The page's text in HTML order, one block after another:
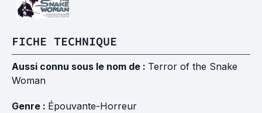
FICHE TECHNIQUE
Aussi connu sous le nom de : Terror of the Snake
Woman
Genre : Épouvante-Horreur